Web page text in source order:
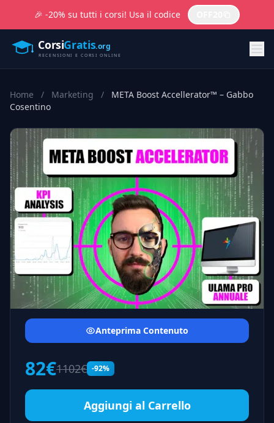
🎉 -20% su tutti i corsi! Usa il codice
Home / Marketing /
META Boost Accellerator™ – Gabbo
Cosentino
Anteprima Contenuto
82€1102€ -92%
Aggiungi al Carrello